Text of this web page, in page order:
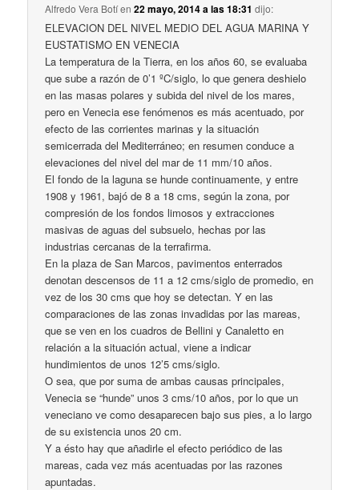
Alfredo Vera Botíen22 mayo, 2014 a las 18:31 dijo:
ELEVACION DEL NIVEL MEDIO DEL AGUA MARINA Y
EUSTATISMO EN VENECIA
La temperatura de la Tierra, en los años 60, se evaluaba
que sube a razón de 0’1 ºC/siglo, lo que genera deshielo
en las masas polares y subida del nivel de los mares,
pero en Venecia ese fenómenos es más acentuado, por
efecto de las corrientes marinas y la situación
semicerrada del Mediterráneo; en resumen conduce a
elevaciones del nivel del mar de 11 mm/10 años.
El fondo de la laguna se hunde continuamente, y entre
1908 y 1961, bajó de 8 a 18 cms, según la zona, por
compresión de los fondos limosos y extracciones
masivas de aguas del subsuelo, hechas por las
industrias cercanas de la terrafirma.
En la plaza de San Marcos, pavimentos enterrados
denotan descensos de 11 a 12 cms/siglo de promedio, en
vez de los 30 cms que hoy se detectan. Y en las
comparaciones de las zonas invadidas por las mareas,
que se ven en los cuadros de Bellini y Canaletto en
relación a la situación actual, viene a indicar
hundimientos de unos 12’5 cms/siglo.
O sea, que por suma de ambas causas principales,
Venecia se “hunde” unos 3 cms/10 años, por lo que un
veneciano ve como desaparecen bajo sus pies, a lo largo
de su existencia unos 20 cm.
Y a ésto hay que añadirle el efecto periódico de las
mareas, cada vez más acentuadas por las razones
apuntadas.